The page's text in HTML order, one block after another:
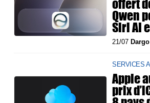
Qwen
Siri AI
21/07 Dargo
SERVICES
Apple
prix